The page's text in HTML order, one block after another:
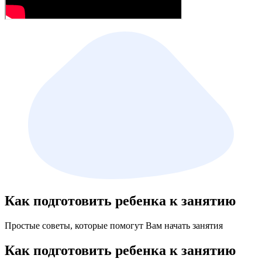
Как подготовить ребенка к занятию
Простые советы, которые помогут Вам начать занятия
Как подготовить ребенка к занятию